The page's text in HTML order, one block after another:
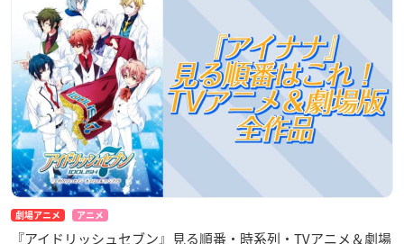
劇場アニメ アニメ
『アイドリッシュセブン』見る順番・時系列・TVアニメ＆劇場